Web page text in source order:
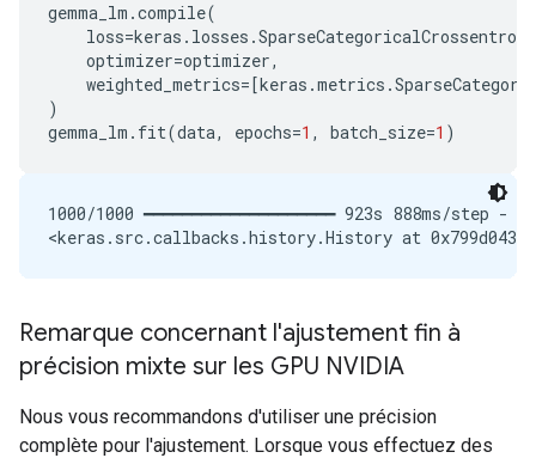
gemma_lm .compile(
loss=keras . losses .SparseCategoricalCrossentropy
optimizer=optimizer,
weighted_metrics=[keras .metrics .
)
gemma_lm . fit(data, epochs=1 , batch_size=1 )
1000/1000 ━━━━━━━━━━━━━━━━━━━━ 923s 888ms/
Remarque concernant l'ajustement fin à
précision mixte sur les GPU NVIDIA
Nous vous recommandons d'utiliser une précision
complète pour l'ajustement. Lorsque vous effectuez des